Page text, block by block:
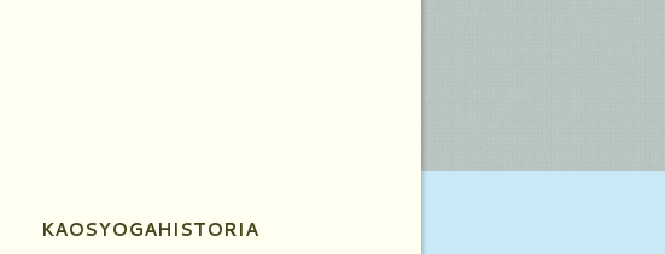
KAOSYOGAHISTORIA